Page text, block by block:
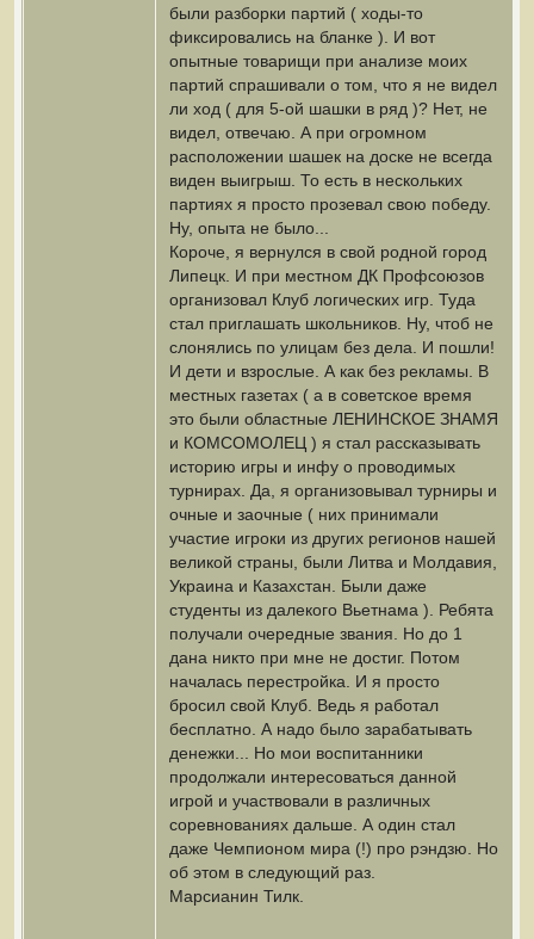
были разборки партий ( ходы-то
фиксировались на бланке ). И вот
опытные товарищи при анализе моих
партий спрашивали о том, что я не видел
ли ход ( для 5-ой шашки в ряд )? Нет, не
видел, отвечаю. А при огромном
расположении шашек на доске не всегда
виден выигрыш. То есть в нескольких
партиях я просто прозевал свою победу.
Ну, опыта не было...
Короче, я вернулся в свой родной город
Липецк. И при местном ДК Профсоюзов
организовал Клуб логических игр. Туда
стал приглашать школьников. Ну, чтоб не
слонялись по улицам без дела. И пошли!
И дети и взрослые. А как без рекламы. В
местных газетах ( а в советское время
это были областные ЛЕНИНСКОЕ ЗНАМЯ
и КОМСОМОЛЕЦ ) я стал рассказывать
историю игры и инфу о проводимых
турнирах. Да, я организовывал турниры и
очные и заочные ( них принимали
участие игроки из других регионов нашей
великой страны, были Литва и Молдавия,
Украина и Казахстан. Были даже
студенты из далекого Вьетнама ). Ребята
получали очередные звания. Но до 1
дана никто при мне не достиг. Потом
началась перестройка. И я просто
бросил свой Клуб. Ведь я работал
бесплатно. А надо было зарабатывать
денежки... Но мои воспитанники
продолжали интересоваться данной
игрой и участвовали в различных
соревнованиях дальше. А один стал
даже Чемпионом мира (!) про рэндзю. Но
об этом в следующий раз.
Марсианин Тилк.